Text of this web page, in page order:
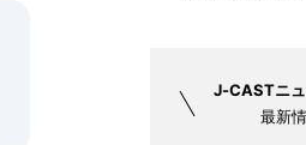
J-CASTニ
最新